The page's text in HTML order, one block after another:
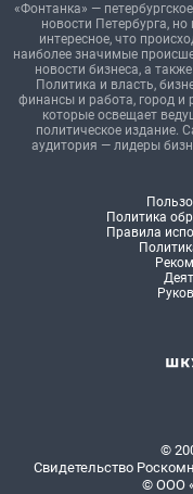
«Фонтанка» —
новости Петербурга,
интересное, что
наиболее значимые
новости бизнеса, а
Политика и власть,
финансы и работа, город и
которые освещает
политическое издание.
аудитория — лидеры
Политика
Правила
©
Свидетельство
© ООО